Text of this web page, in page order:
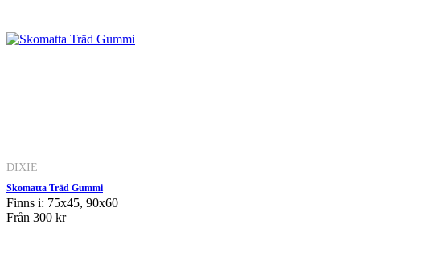
DIXIE
Skomatta Träd Gummi
Finns i: 75x45, 90x60
Från 300 kr